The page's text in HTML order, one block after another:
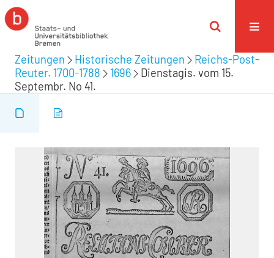
Zeitungen Historische Zeitungen
Reichs-Post-
Reuter. 1700-1788
1696
Dienstagis. vom 15.
Septembr. No 41.